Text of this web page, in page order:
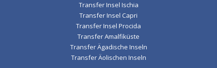
Transfer Insel Ischia
Transfer Insel Capri
Transfer Insel Procida
Transfer Amalfiküste
Transfer Ägadische Inseln
Transfer Äolischen Inseln